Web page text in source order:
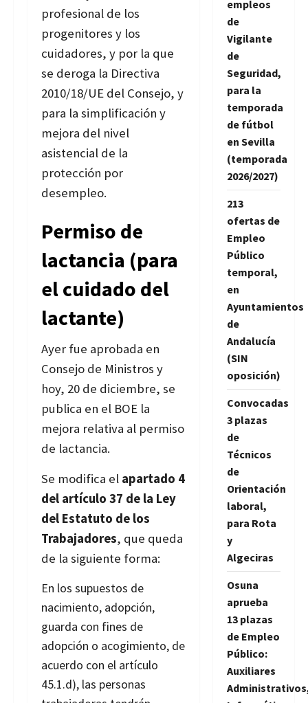
profesional de los
progenitores y los
cuidadores, y por la que
se deroga la Directiva
2010/18/UE del Consejo, y
para la simplificación y
mejora del nivel
asistencial de la
protección por
desempleo.
Permiso de
lactancia (para
el cuidado del
lactante)
Ayer fue aprobada en
Consejo de Ministros y
hoy, 20 de diciembre, se
publica en el BOE la
mejora relativa al permiso
de lactancia.
Se modifica el apartado 4
del artículo 37 de la Ley
del Estatuto de los
Trabajadores, que queda
de la siguiente forma:
En los supuestos de
nacimiento, adopción,
guarda con fines de
adopción o acogimiento, de
acuerdo con el artículo
45.1.d), las personas
empleos
de
Vigilante
de
Seguridad,
para la
temporada
de fútbol
en Sevilla
(temporada
2026/2027)
213
ofertas de
Empleo
Público
temporal,
en
Ayuntamientos
de
Andalucía
(SIN
oposición)
Convocadas
3 plazas
de
Técnicos
de
Orientación
laboral,
para Rota
y
Algeciras
Osuna
aprueba
13 plazas
de Empleo
Público:
Auxiliares